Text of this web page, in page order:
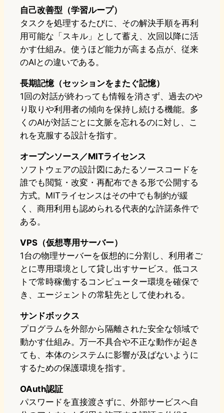
自己改善型（学習ループ）
タスクを処理するたびに、その解決手順を再利
用可能な「スキル」として蓄え、次回以降に活
かす仕組み。使うほど能力が高まる点が、従来
のAIとの違いである。
長期記憶（セッションをまたぐ記憶）
1回の対話が終わっても情報を消さず、過去のや
り取りや利用者の傾向を保持し続ける機能。多
くのAIが対話ごとに文脈を忘れるのに対し、こ
れを克服する設計を指す。
オープンソース／MITライセンス
ソフトウェアの設計図にあたるソースコードを
誰でも閲覧・改変・再配布できる形で公開する
方式。MITライセンスはその中でも制約が緩
く、商用利用も認められる代表的な許諾条件で
ある。
VPS（仮想専用サーバー）
1台の物理サーバーを仮想的に分割し、利用者ご
とに専用環境として貸し出すサービス。低コス
トで常時稼働するコンピューター環境を確保で
き、エージェントの常駐先として使われる。
サンドボックス
プログラムを外部から隔離された安全な領域で
動かす仕組み。万一不具合や不正な動作が起き
ても、本体のシステムに影響が及ばないように
するための保護環境を指す。
OAuth認証
パスワードを直接渡さずに、外部サービスへ自